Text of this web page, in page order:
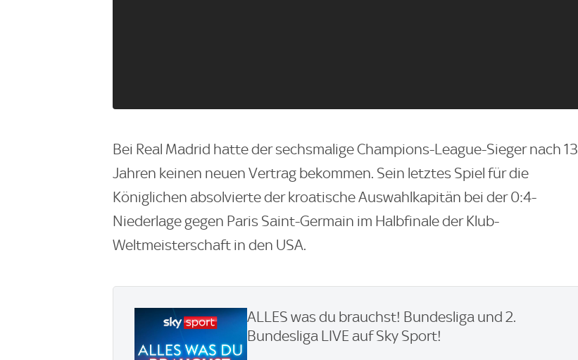
Bei Real Madrid hatte der sechsmalige Champions-League-Sieger nach 13
Jahren keinen neuen Vertrag bekommen. Sein letztes Spiel für die
Königlichen absolvierte der kroatische Auswahlkapitän bei der 0:4-
Niederlage gegen Paris Saint-Germain im Halbfinale der Klub-
Weltmeisterschaft in den USA.
ALLES was du brauchst! Bundesliga und 2.
Bundesliga LIVE auf Sky Sport!